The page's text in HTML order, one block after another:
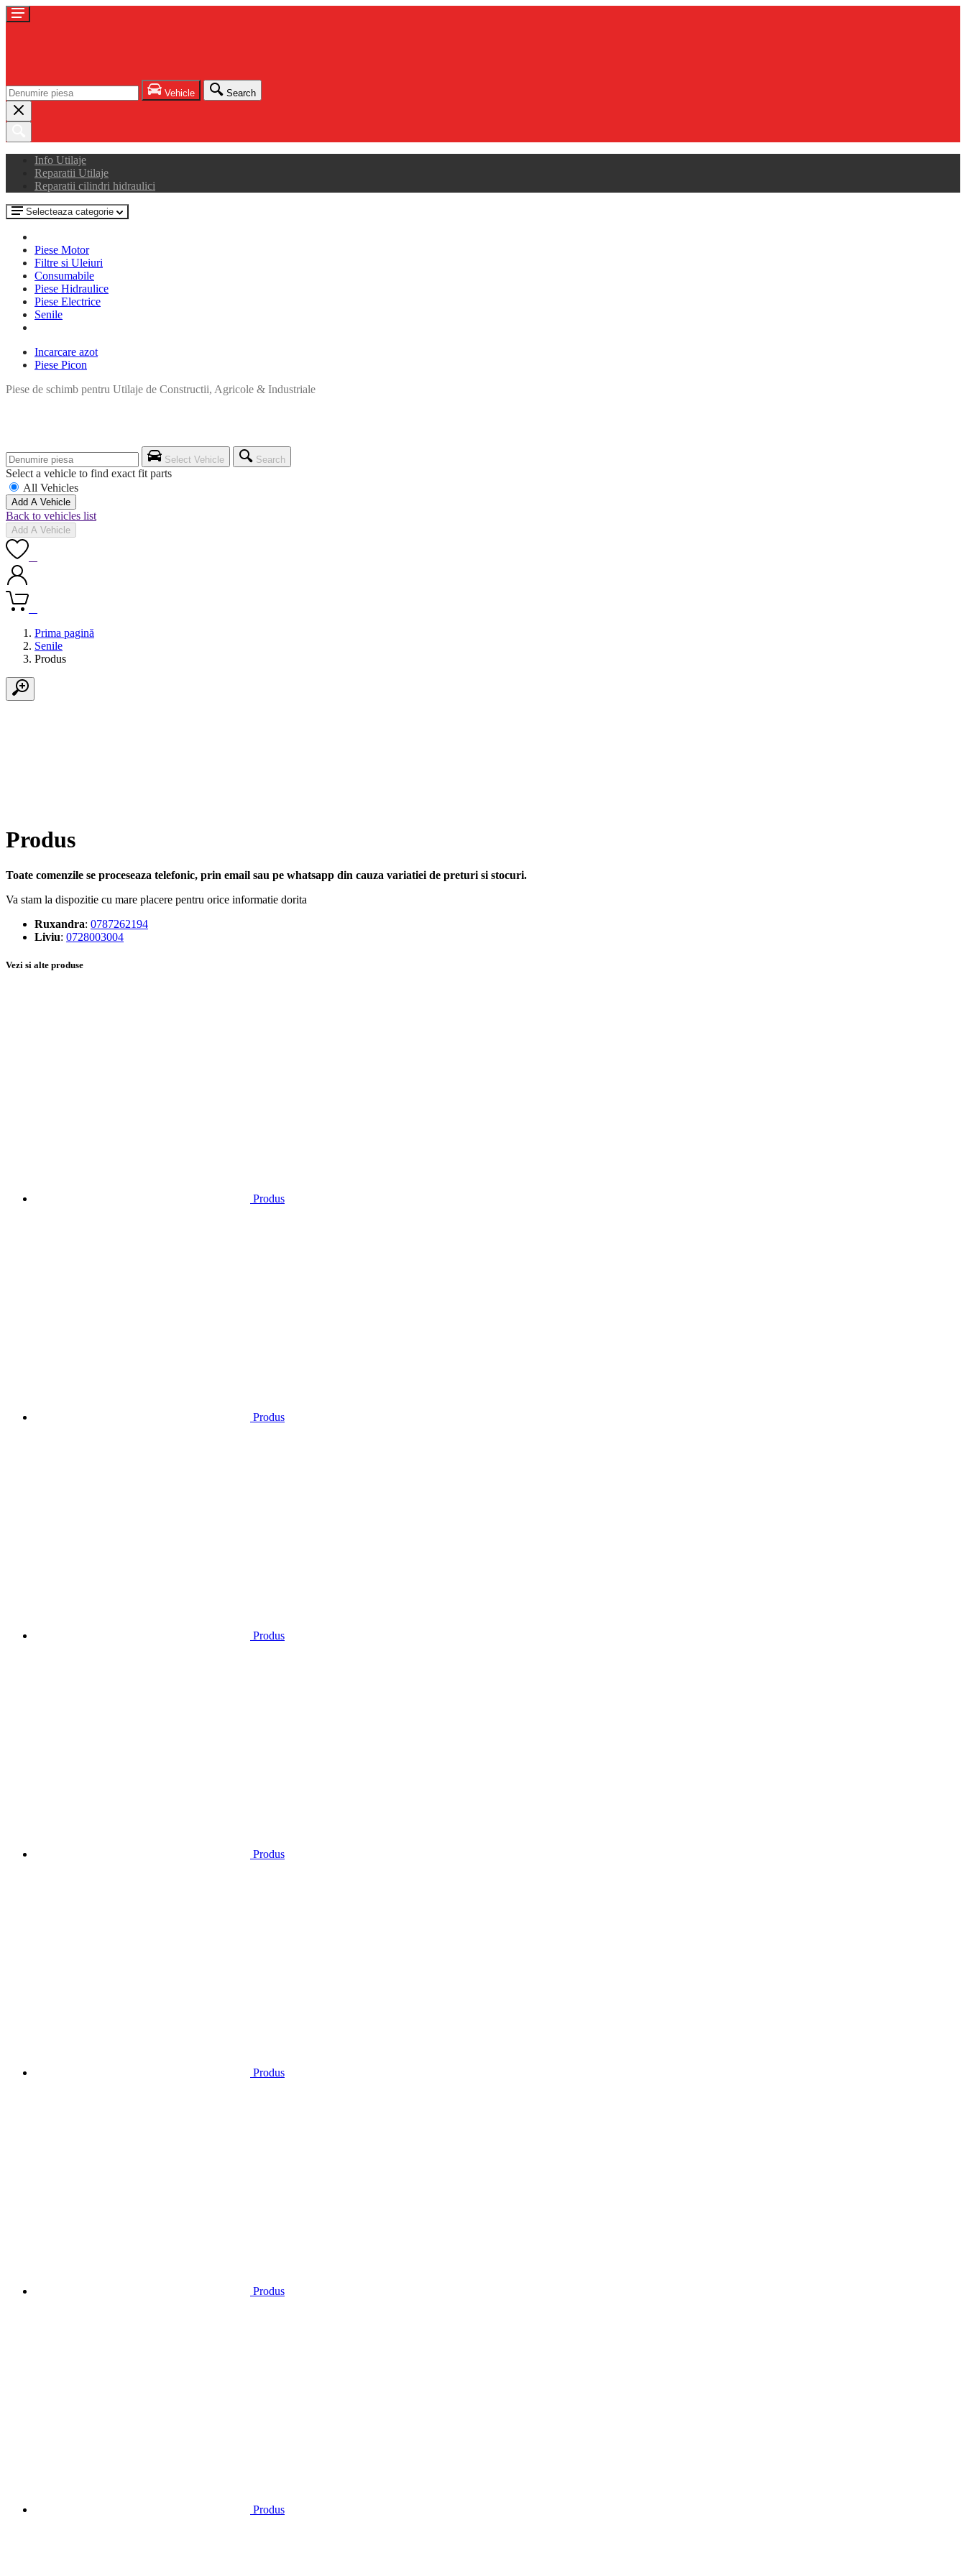
Vehicle Search
Info Utilaje
Reparatii Utilaje
Reparatii cilindri hidraulici
Selecteaza categorie
Piese Motor
Filtre si Uleiuri
Consumabile
Piese Hidraulice
Piese Electrice
Senile
Incarcare azot
Piese Picon
Piese de schimb pentru Utilaje de Constructii, Agricole & Industriale
Select Vehicle Search
Select a vehicle to find exact fit parts
All Vehicles
Add A Vehicle
Back to vehicles list
Add A Vehicle
Prima pagină
Senile
Produs
Produs
Toate comenzile se proceseaza telefonic, prin email sau pe whatsapp din cauza variatiei de preturi si stocuri.
Va stam la dispozitie cu mare placere pentru orice informatie dorita
Ruxandra: 0787262194
Liviu: 0728003004
Vezi si alte produse
Produs
Produs
Produs
Produs
Produs
Produs
Produs